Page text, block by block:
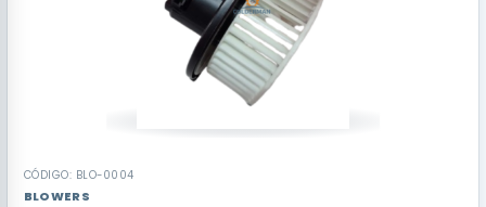
CÓDIGO: BLO-0004
BLOWERS